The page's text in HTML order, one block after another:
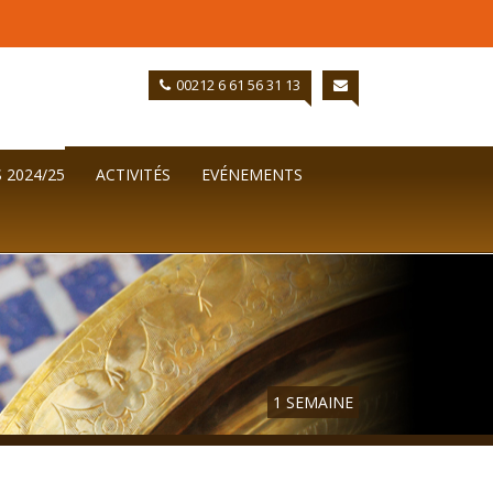
00212 6 61 56 31 13
2024/25 ACTIVITÉS EVÉNEMENTS
1 SEMAINE